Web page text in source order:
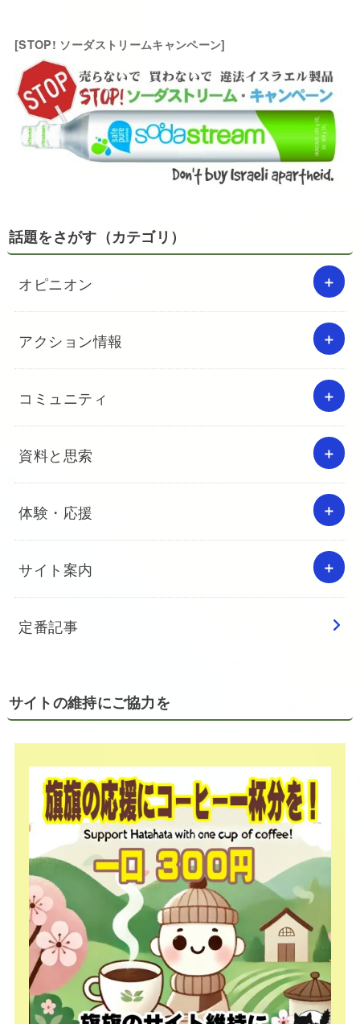
[STOP! ソーダストリームキャンペーン]
話題をさがす（カテゴリ）
オピニオン
アクション情報
コミュニティ
資料と思索
体験・応援
サイト案内
定番記事
サイトの維持にご協力を